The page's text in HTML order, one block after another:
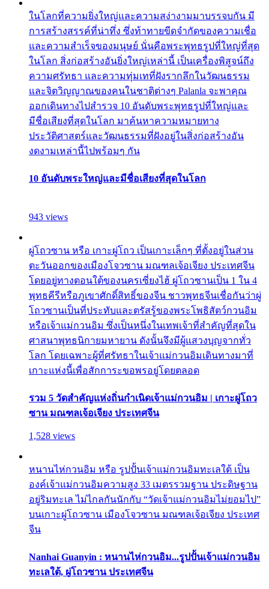
ในโลกที่ความยิ่งใหญ่และความสง่างามมาบรรจบกัน มี
การสร้างสรรค์ที่น่าทึ่ง ซึ่งท้าทายขีดจำกัดของความเชื่อ
และความสำเร็จของมนุษย์ นั่นคือพระพุทธรูปที่ใหญ่ที่สุด
ในโลก สิ่งก่อสร้างอันยิ่งใหญ่เหล่านี้ เป็นเครื่องพิสูจน์ถึง
ความศรัทธา และความทุ่มเทที่ฝังรากลึกในวัฒนธรรม
และจิตวิญญาณของคนในชาติต่างๆ Palanla จะพาคุณ
ออกเดินทางไปสำรวจ 10 อันดับพระพุทธรูปที่ใหญ่และ
มีชื่อเสียงที่สุดในโลก มาค้นหาความหมายทาง
ประวัติศาสตร์และวัฒนธรรมที่ฝังอยู่ในสิ่งก่อสร้างอัน
งดงามเหล่านี้ไปพร้อมๆ กัน
10 อันดับพระใหญ่และมีชื่อเสียงที่สุดในโลก
943 views
ผู่โถวซาน หรือ เกาะผู่โถว เป็นเกาะเล็กๆ ที่ตั้งอยู่ในส่วน
ตะวันออกของเมืองโจวซาน มณฑลเจ้อเจียง ประเทศจีน
โดยอยู่ทางตอนใต้ของนครเซี่ยงไฮ้ ผู่โถวซานเป็น 1 ใน 4
พุทธคีรีหรือภูเขาศักดิ์สิทธิ์ของจีน ชาวพุทธจีนเชื่อกันว่าผู่
โถวซานเป็นที่ประทับและตรัสรู้ของพระโพธิสัตว์กวนอิม
หรือเจ้าแม่กวนอิม ซึ่งเป็นหนึ่งในเทพเจ้าที่สำคัญที่สุดใน
ศาสนาพุทธนิกายมหายาน ดังนั้นจึงมีผู้แสวงบุญจากทั่ว
โลก โดยเฉพาะผู้ที่ศรัทธาในเจ้าแม่กวนอิมเดินทางมาที่
เกาะแห่งนี้เพื่อสักการะขอพรอยู่โดยตลอด
รวม 5 วัดสำคัญแห่งถิ่นกำเนิดเจ้าแม่กวนอิม | เกาะผู่โถว
ซาน มณฑลเจ้อเจียง ประเทศจีน
1,528 views
หนานไห่กวนอิม หรือ รูปปั้นเจ้าแม่กวนอิมทะเลใต้ เป็น
องค์เจ้าแม่กวนอิมความสูง 33 เมตรรวมฐาน ประดิษฐาน
อยู่ริมทะเล ไม่ไกลกันนักกับ “วัดเจ้าแม่กวนอิมไม่ยอมไป”
บนเกาะผู่โถวซาน เมืองโจวซาน มณฑลเจ้อเจียง ประเทศ
จีน
Nanhai Guanyin : หนานไห่กวนอิม...รูปปั้นเจ้าแม่กวนอิม
ทะเลใต้, ผู่โถวซาน ประเทศจีน